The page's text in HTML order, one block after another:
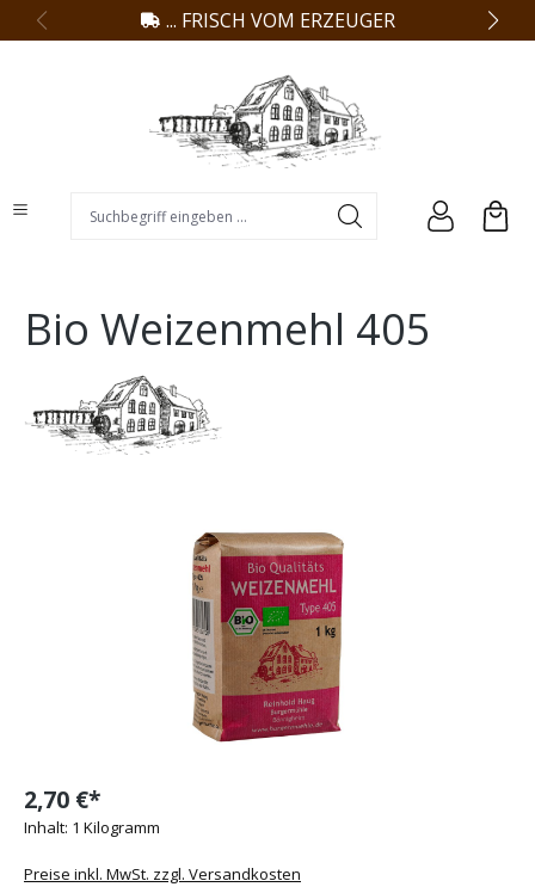
springen ... FRISCH VOM ERZEUGER
Suchbegriff eingeben ...
Bio Weizenmehl 405
2,70 €*
Inhalt: 1 Kilogramm
Preise inkl. MwSt. zzgl. Versandkosten